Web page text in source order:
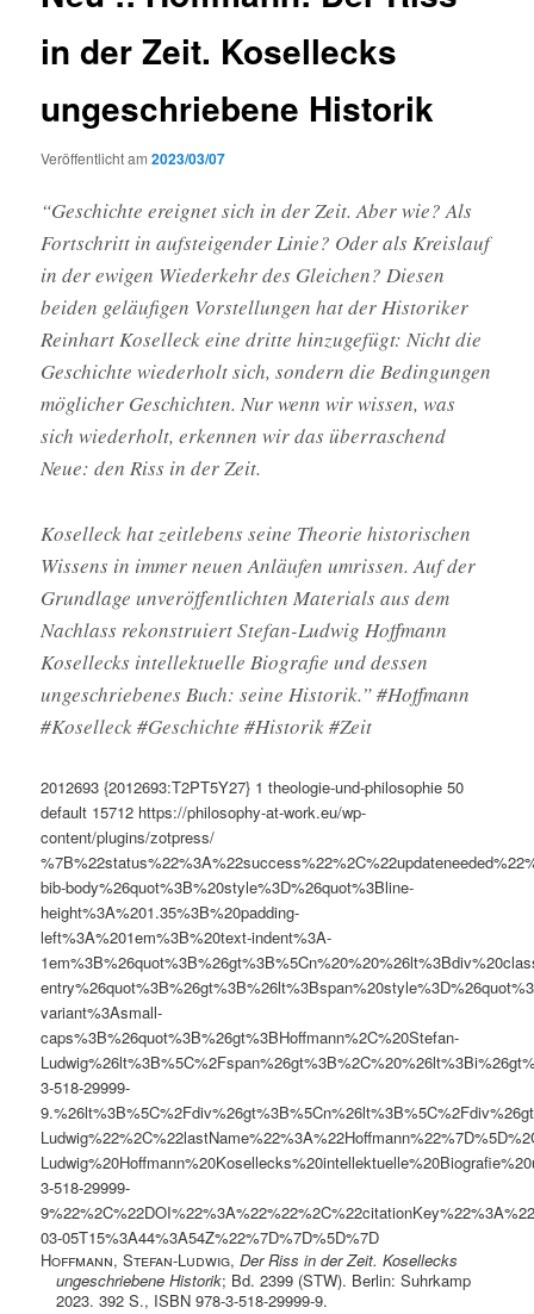
in der Zeit. Kosellecks
ungeschriebene Historik
Veröffentlicht am2023/03/07
“Geschichte ereignet sich in der Zeit. Aber wie? Als
Fortschritt in aufsteigender Linie? Oder als Kreislauf
in der ewigen Wiederkehr des Gleichen? Diesen
beiden geläufigen Vorstellungen hat der Historiker
Reinhart Koselleck eine dritte hinzugefügt: Nicht die
Geschichte wiederholt sich, sondern die Bedingungen
möglicher Geschichten. Nur wenn wir wissen, was
sich wiederholt, erkennen wir das überraschend
Neue: den Riss in der Zeit.
Koselleck hat zeitlebens seine Theorie historischen
Wissens in immer neuen Anläufen umrissen. Auf der
Grundlage unveröffentlichten Materials aus dem
Nachlass rekonstruiert Stefan-Ludwig Hoffmann
Kosellecks intellektuelle Biografie und dessen
ungeschriebenes Buch: seine Historik.” #Hoffmann
#Koselleck #Geschichte #Historik #Zeit
2012693 {2012693:T2PT5Y27} 1 theologie-und-philosophie 50
default 15712 https://philosophy-at-work.eu/wp-
content/plugins/zotpress/
bib-body%26quot%3B%20style%3D%26quot%3Bline-
height%3A%201.35%3B%20padding-
left%3A%201em%3B%20text-indent%3A-
variant%3Asmall-
caps%3B%26quot%3B%26gt%3BHoffmann%2C%20Stefan-
3-518-29999-
3-518-29999-
03-05T15%3A44%3A54Z%22%7D%7D%5D%7D
Hoffmann, Stefan-Ludwig,Der Riss in der Zeit. Kosellecks
ungeschriebene Historik; Bd. 2399 (STW). Berlin: Suhrkamp
2023. 392 S., ISBN 978-3-518-29999-9.